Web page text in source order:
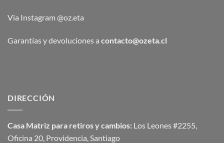
Via Instagram @oz.eta
Garantías y devoluciones a contacto@ozeta.cl
DIRECCIÓN
Casa Matriz para retiros y cambios: Los Leones #2255,
Oficina 20, Providencia, Santiago